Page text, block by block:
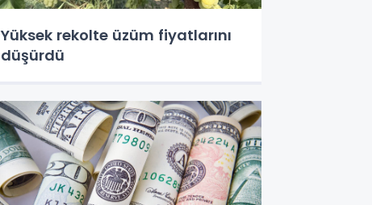
Yüksek rekolte üzüm fiyatlarını
düşürdü